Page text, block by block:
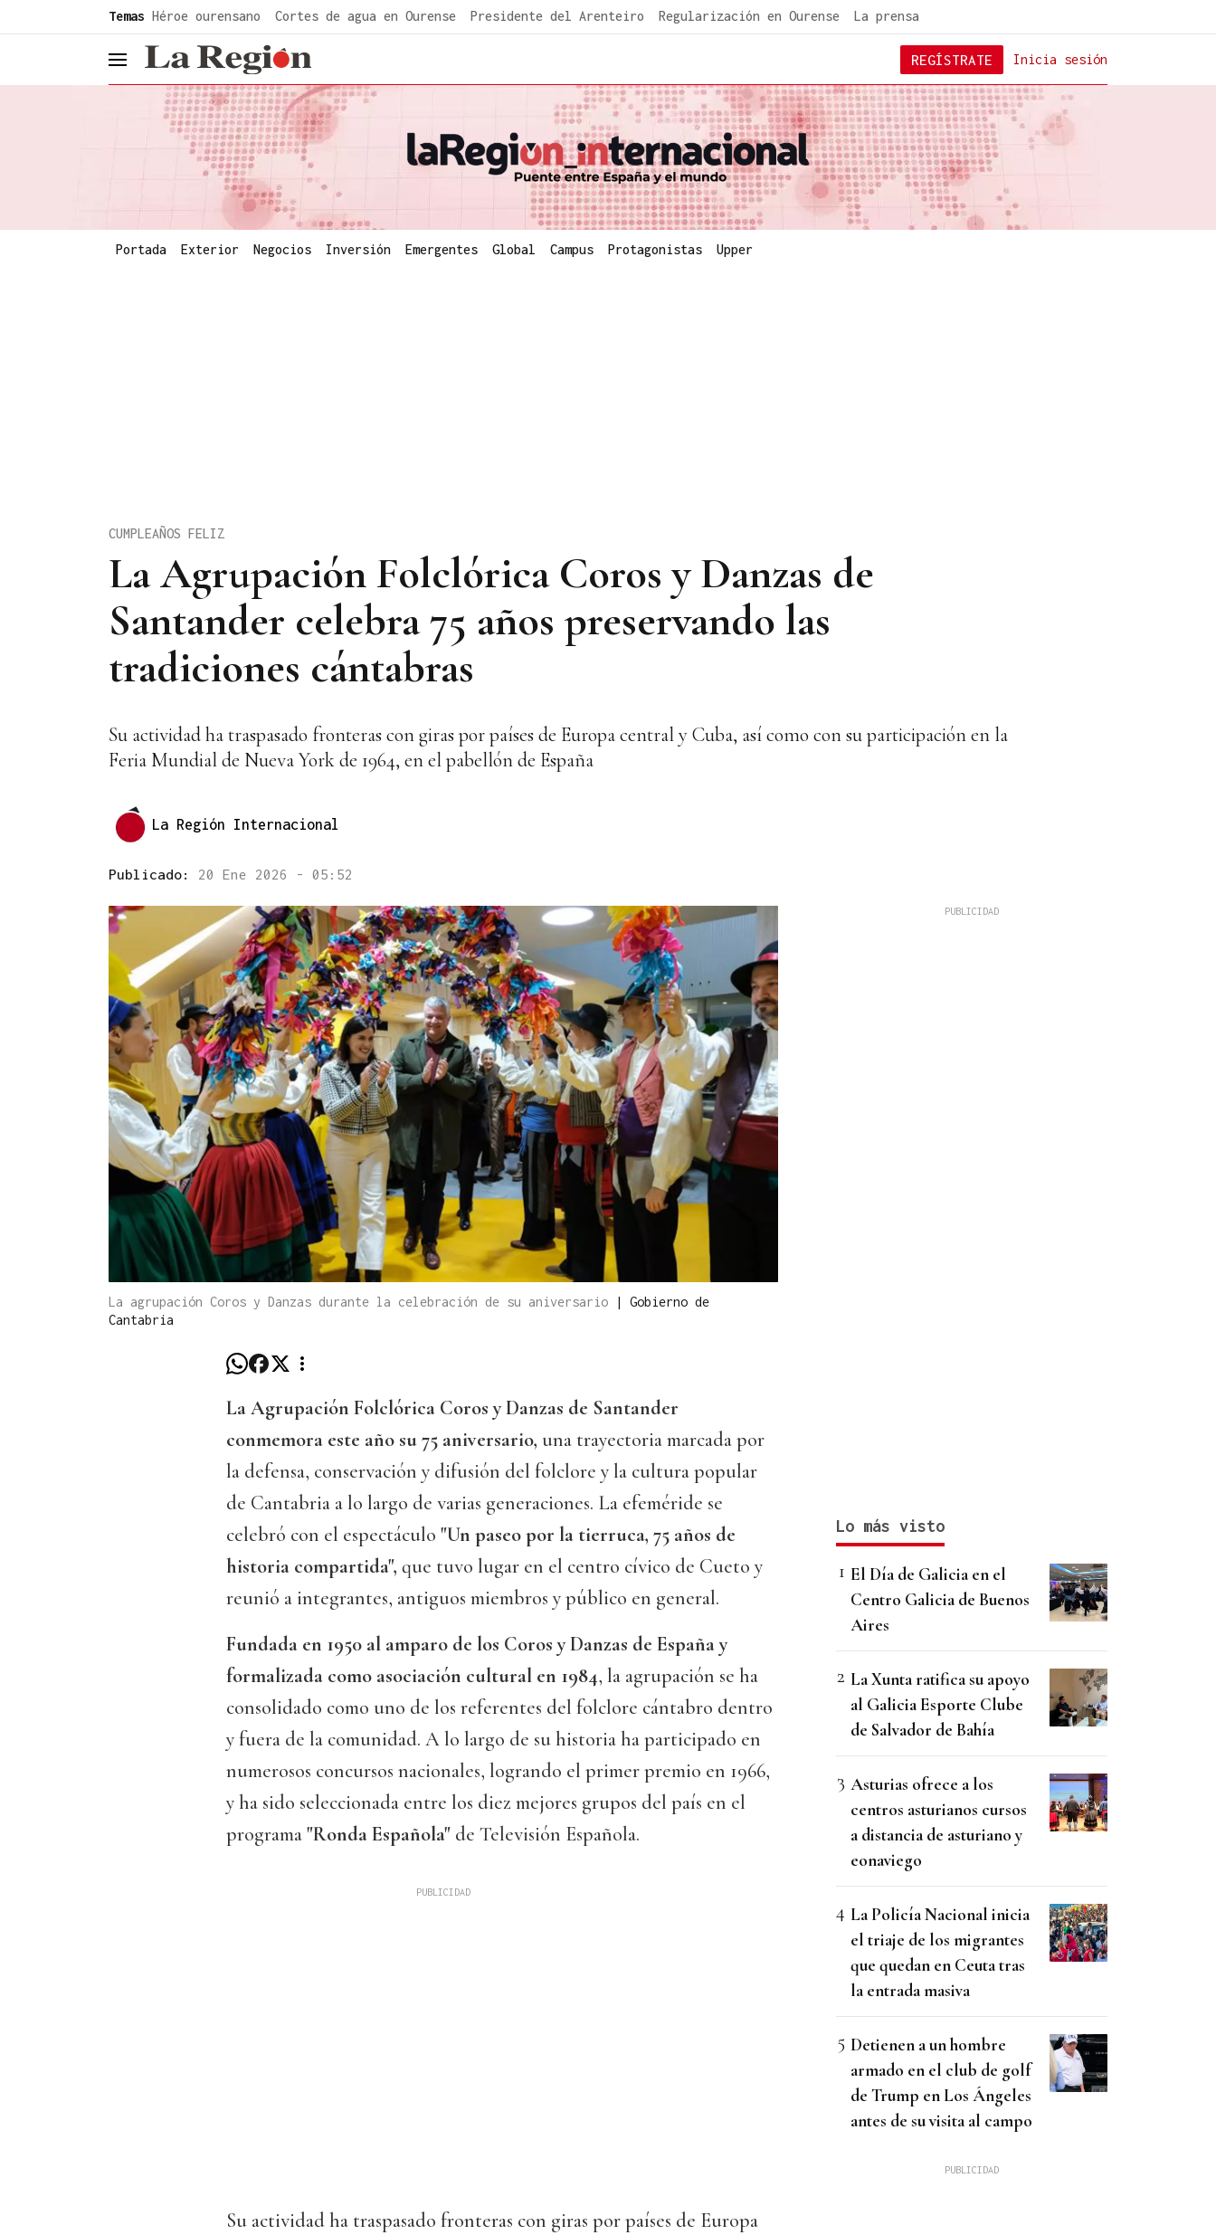
Temas Héroe ourensano Cortes de agua en Ourense Presidente del Arenteiro Regularización en Ourense La prensa
header.menu.open Inicia sesión
REGÍSTRATE
Portada Exterior Negocios Inversión Emergentes Global Campus Protagonistas Upper
La Agrupación Folclórica Coros y Danzas de
Santander celebra 75 años preservando las
tradiciones cántabras
CUMPLEAÑOS FELIZ
Su actividad ha traspasado fronteras con giras por países de Europa central y Cuba, así como con su participación en la
Feria Mundial de Nueva York de 1964, en el pabellón de España
La Región Internacional
Publicado: 20 Ene 2026 - 05:52
La agrupación Coros y Danzas durante la celebración de su aniversario | Gobierno de
Cantabria
La Agrupación Folclórica Coros y Danzas de Santander
conmemora este año su 75 aniversario, una trayectoria marcada por
la defensa, conservación y difusión del folclore y la cultura popular
de Cantabria a lo largo de varias generaciones. La efeméride se
celebró con el espectáculo "Un paseo por la tierruca, 75 años de
historia compartida", que tuvo lugar en el centro cívico de Cueto y
reunió a integrantes, antiguos miembros y público en general.
Fundada en 1950 al amparo de los Coros y Danzas de España y
formalizada como asociación cultural en 1984, la agrupación se ha
consolidado como uno de los referentes del folclore cántabro dentro
y fuera de la comunidad. A lo largo de su historia ha participado en
numerosos concursos nacionales, logrando el primer premio en 1966,
y ha sido seleccionada entre los diez mejores grupos del país en el
programa"Ronda Española" de Televisión Española.
Su actividad ha traspasado fronteras con giras por países de Europa
Lo más visto
El Día de Galicia en el
Centro Galicia de Buenos
Aires
La Xunta ratifica su apoyo
al Galicia Esporte Clube
de Salvador de Bahía
Asturias ofrece a los
centros asturianos cursos
a distancia de asturiano y
eonaviego
La Policía Nacional inicia
el triaje de los migrantes
que quedan en Ceuta tras
la entrada masiva
Detienen a un hombre
armado en el club de golf
de Trump en Los Ángeles
antes de su visita al campo